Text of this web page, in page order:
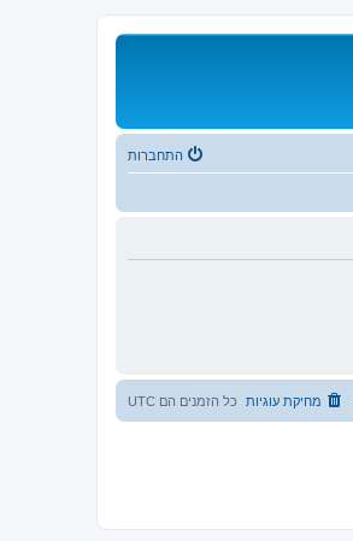
התחברות
כל הזמנים הם UTC מחיקת עוגיות